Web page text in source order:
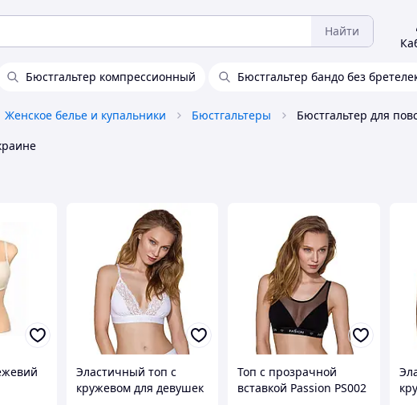
Найти
Бюстгальтер компрессионный Бюстгальтер бандо без
Женское белье и купальники Бюстгальтеры
Эластичный топ с
кружевом для девушек
Топ с прозрачной
вставкой Passion PS002